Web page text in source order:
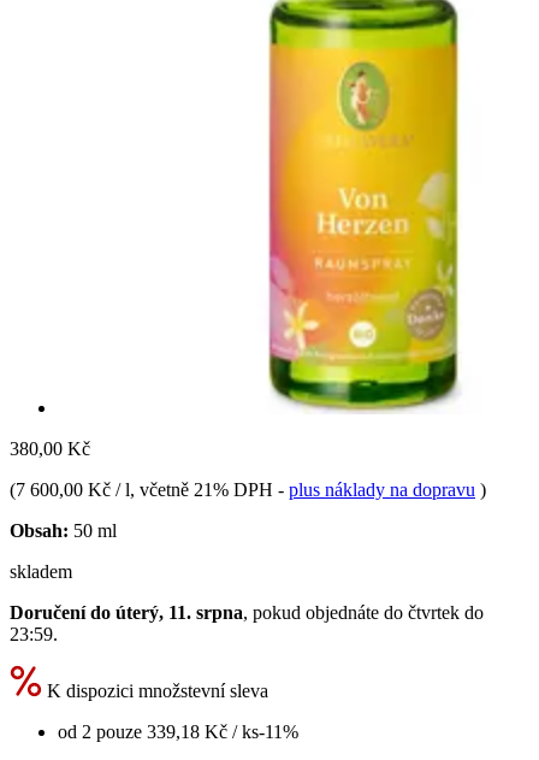
380,00 Kč
(7 600,00 Kč / l, včetně 21% DPH - plus náklady na dopravu )
Obsah: 50 ml
skladem
Doručení do úterý, 11. srpna, pokud objednáte do čtvrtek do
23:59.
K dispozici množstevní sleva
od 2 pouze 339,18 Kč / ks-11%